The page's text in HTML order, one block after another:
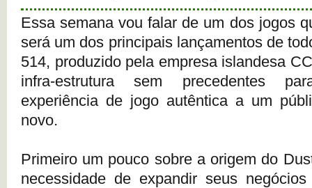
Essa semana vou falar de um dos jogos
será um dos principais lançamentos de
514, produzido pela empresa islandesa
infra-estrutura sem precedentes
experiência de jogo autêntica a um
novo.
Primeiro um pouco sobre a origem do
necessidade de expandir seus